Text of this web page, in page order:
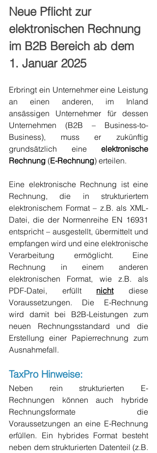
Neue Pflicht zur
elektronischen Rechnung
im B2B Bereich ab dem
1. Januar 2025
Erbringt ein Unternehmer eine Leistung
an einen anderen, im Inland
ansässigen Unternehmer für dessen
Unternehmen (B2B – Business-to-
Business), muss er zukünftig
grundsätzlich eine elektronische
Rechnung (E-Rechnung) erteilen.
Eine elektronische Rechnung ist eine
Rechnung, die in strukturiertem
elektronischem Format – z.B. als XML-
Datei, die der Normenreihe EN 16931
entspricht – ausgestellt, übermittelt und
empfangen wird und eine elektronische
Verarbeitung ermöglicht. Eine
Rechnung in einem anderen
elektronischen Format, wie z.B. als
PDF-Datei, erfüllt nicht diese
Voraussetzungen. Die E-Rechnung
wird damit bei B2B-Leistungen zum
neuen Rechnungsstandard und die
Erstellung einer Papierrechnung zum
Ausnahmefall.
TaxPro Hinweise:
Neben rein strukturierten E-
Rechnungen können auch hybride
Rechnungsformate die
Voraussetzungen an eine E-Rechnung
erfüllen. Ein hybrides Format besteht
neben dem strukturierten Datenteil (z.B.